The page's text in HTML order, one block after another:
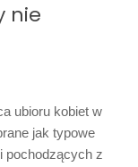
nie
ubioru kobiet w
jak typowe
pochodzących z